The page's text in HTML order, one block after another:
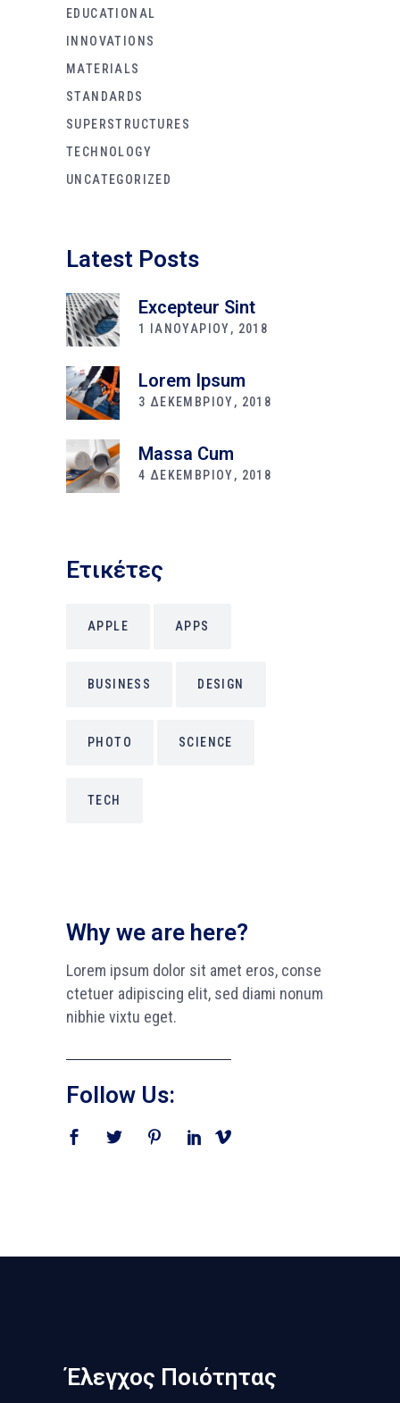
EDUCATIONAL
INNOVATIONS
MATERIALS
STANDARDS
SUPERSTRUCTURES
TECHNOLOGY
UNCATEGORIZED
Latest Posts
Excepteur Sint
1 ΙΑΝΟΥΑΡΙΟΥ, 2018
Lorem Ipsum
3 ΔΕΚΕΜΒΡΙΟΥ, 2018
Massa Cum
4 ΔΕΚΕΜΒΡΙΟΥ, 2018
Ετικέτες
APPLE APPS
BUSINESS DESIGN
PHOTO SCIENCE
TECH
Why we are here?
Lorem ipsum dolor sit amet eros, conse
ctetuer adipiscing elit, sed diami nonum
nibhie vixtu eget.
Follow Us:
Έλεγχος Ποιότητας